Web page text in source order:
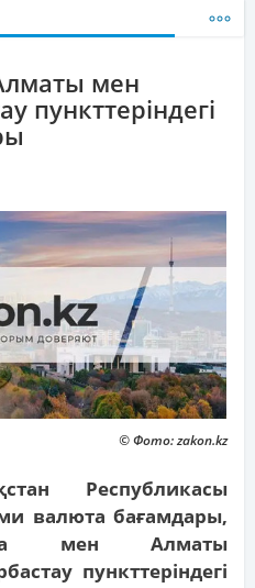
мен
пункттеріндегі
© Фото: zakon.kz
Республикасы
валюта бағамдары,
мен Алматы
пункттеріндегі